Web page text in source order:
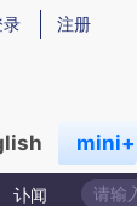
图存在偏差。
录 注册
mini+
讣闻